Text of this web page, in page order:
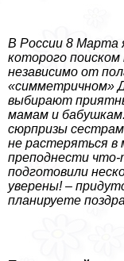
В России 8 Марта
которого
независимо от
«симметричном»
выбирают
мамам и
сюрпризы
не растеряться в
преподнести что-
подготовили
уверены! –
планируете